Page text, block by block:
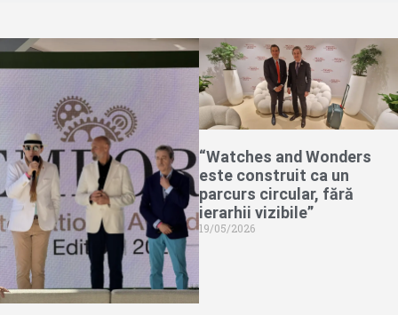
“Watches and Wonders
este construit ca un
parcurs circular, fără
ierarhii vizibile”
19/05/2026